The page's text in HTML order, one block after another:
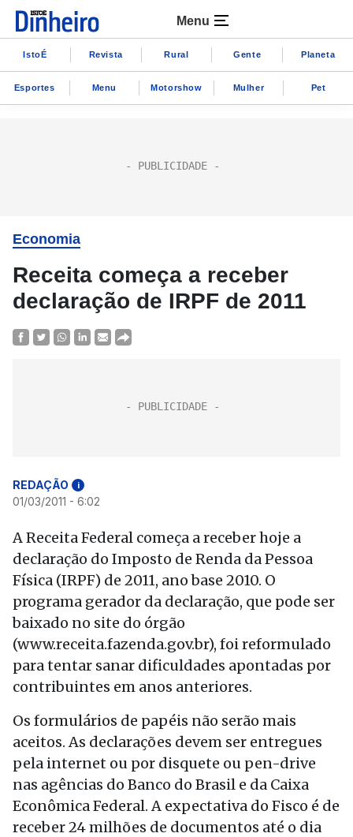
Menu
IstoÉ Revista Rural Gente Planeta
Esportes Menu Motorshow Mulher Pet
Economia
Receita começa a receber
declaração de IRPF de 2011
REDAÇÃO i
01/03/2011 - 6:02
A Receita Federal começa a receber hoje a
declaração do Imposto de Renda da Pessoa
Física (IRPF) de 2011, ano base 2010. O
programa gerador da declaração, que pode ser
baixado no site do órgão
(www.receita.fazenda.gov.br), foi reformulado
para tentar sanar dificuldades apontadas por
contribuintes em anos anteriores.
Os formulários de papéis não serão mais
aceitos. As declarações devem ser entregues
pela internet ou por disquete ou pen-drive
nas agências do Banco do Brasil e da Caixa
Econômica Federal. A expectativa do Fisco é de
receber 24 milhões de documentos até o dia